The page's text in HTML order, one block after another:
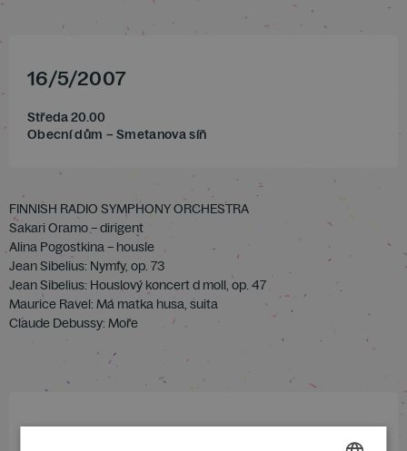
16/5/2007
Středa 20.00
Obecní dům – Smetanova síň
FINNISH RADIO SYMPHONY ORCHESTRA
Sakari Oramo – dirigent
Alina Pogostkina – housle
Jean Sibelius: Nymfy, op. 73
Jean Sibelius: Houslový koncert d moll, op. 47
Maurice Ravel: Má matka husa, suita
Claude Debussy: Moře